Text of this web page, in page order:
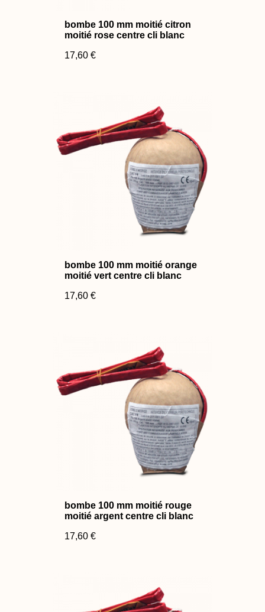
bombe 100 mm moitié citron
moitié rose centre cli blanc
17,60 €
bombe 100 mm moitié orange
moitié vert centre cli blanc
17,60 €
bombe 100 mm moitié rouge
moitié argent centre cli blanc
17,60 €